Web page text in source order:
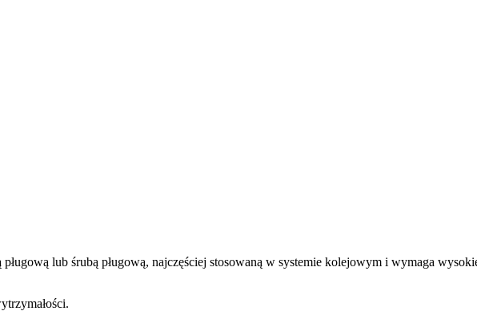
lub śrubą pługową, najczęściej stosowaną w systemie kolejowym i wymaga